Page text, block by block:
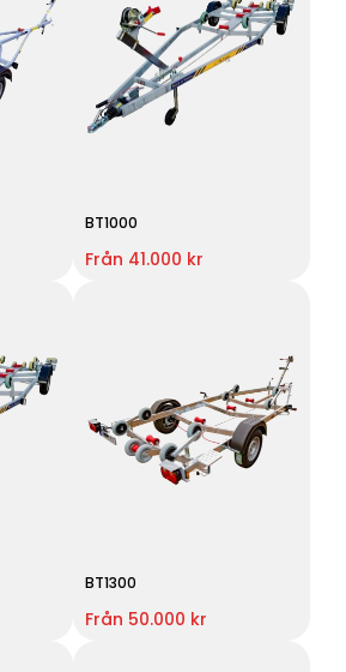
BT1000
Från 41.000 kr
BT1300
Från 50.000 kr